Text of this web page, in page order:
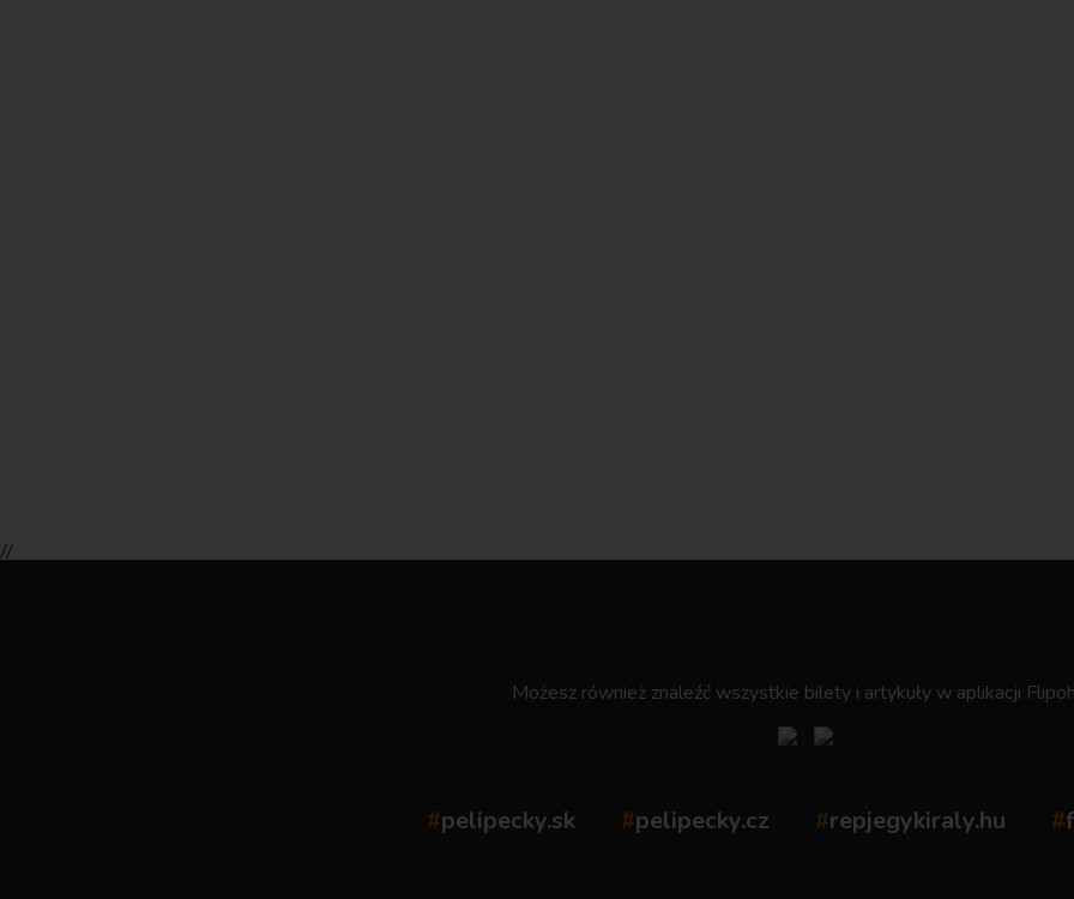
//
Możesz również znaleźć wszystkie bilety i artykuły w aplikacji
#pelipecky.sk #pelipecky.cz #repjegykiraly.hu #